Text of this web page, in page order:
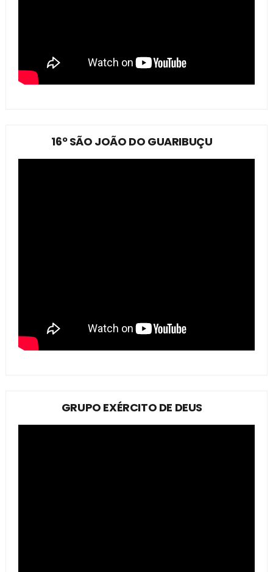
16º SÃO JOÃO DO GUARIBUÇU
GRUPO EXÉRCITO DE DEUS